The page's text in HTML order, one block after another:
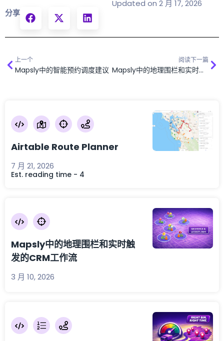
Updated on 2 月 17, 2026
分享
上一个
Mapsly中的智能预约调度建议
阅读下一篇
Mapsly中的地理围栏和实时触发的CRM工作流
Airtable Route Planner
7 月 21, 2026
Est. reading time - 4
Mapsly中的地理围栏和实时触
发的CRM工作流
3 月 10, 2026